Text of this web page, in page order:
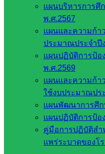
แผนบริหารการศึ
พ.ศ.2567
แผนและความก้า
ประมาณประจำปี
แผนปฏิบัติการป้อ
พ.ศ.2569
แผนและความก้า
ใช้งบประมาณปร
แผนพัฒนาการศึก
แผนปฏิบัติการป้อ
คู่มือการปฏิบัติสำ
แพร่ระบาดของโ
สภาการ
สำนักงาน
กรรมการ
อาชีวศึกษา
สำนักงาน
คณะ
กรรมการ
การศึกษา
ขั้นพื้น